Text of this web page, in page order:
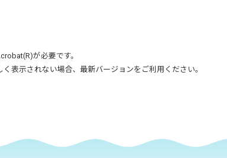
が必要です。
く表示されない場合、最新バージョンをご利用ください。